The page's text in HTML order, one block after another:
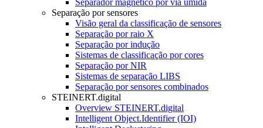
Separador magnético por via úmida
Separação por sensores
Visão geral da classificação de sensores
Separação por raio X
Separação por indução
Sistemas de classificação por cores
Separação por NIR
Sistemas de separação LIBS
Separação por sensores combinados
STEINERT.digital
Overview STEINERT.digital
Intelligent Object.Identifier (IOI)